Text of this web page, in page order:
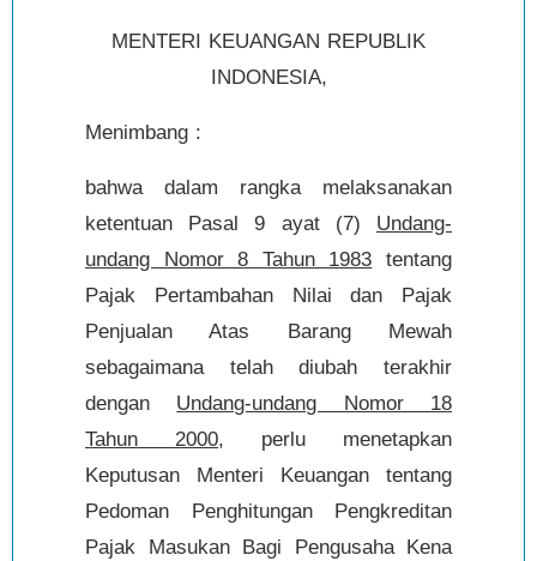
MENTERI KEUANGAN REPUBLIK
INDONESIA,
Menimbang :
bahwa dalam rangka melaksanakan
ketentuan Pasal 9 ayat (7) Undang-
undang Nomor 8 Tahun 1983 tentang
Pajak Pertambahan Nilai dan Pajak
Penjualan Atas Barang Mewah
sebagaimana telah diubah terakhir
dengan Undang-undang Nomor 18
Tahun 2000, perlu menetapkan
Keputusan Menteri Keuangan tentang
Pedoman Penghitungan Pengkreditan
Pajak Masukan Bagi Pengusaha Kena